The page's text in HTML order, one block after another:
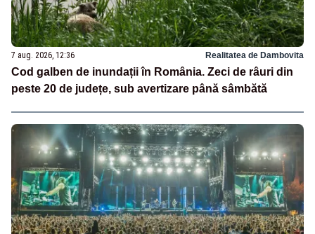
7 aug. 2026, 12:36 Realitatea de Dambovita
Cod galben de inundații în România. Zeci de râuri din
peste 20 de județe, sub avertizare până sâmbătă